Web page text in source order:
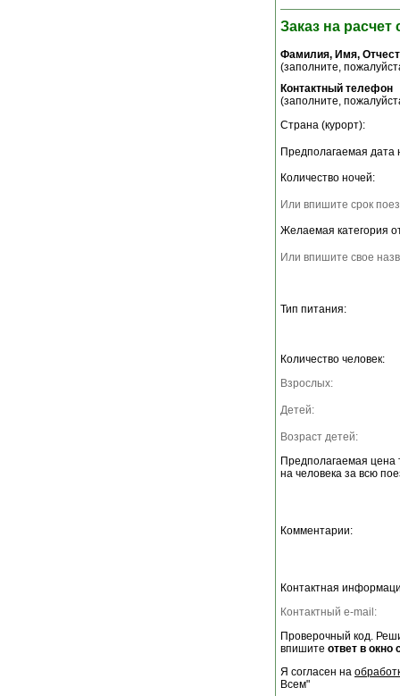
Заказ на расчет
Фамилия, Имя,
(заполните,
Контактный телефон
(заполните,
Страна (курорт):
Предполагаемая дата
Количество ночей:
Или впишите срок
Желаемая категория
Или впишите свое
Тип питания:
Количество человек:
Взрослых:
Детей:
Возраст детей:
Предполагаемая цена
на человека за всю
Комментарии:
Контактная
Контактный e-mail:
Проверочный код.
впишите ответ в окно
Я согласен на
Всем"